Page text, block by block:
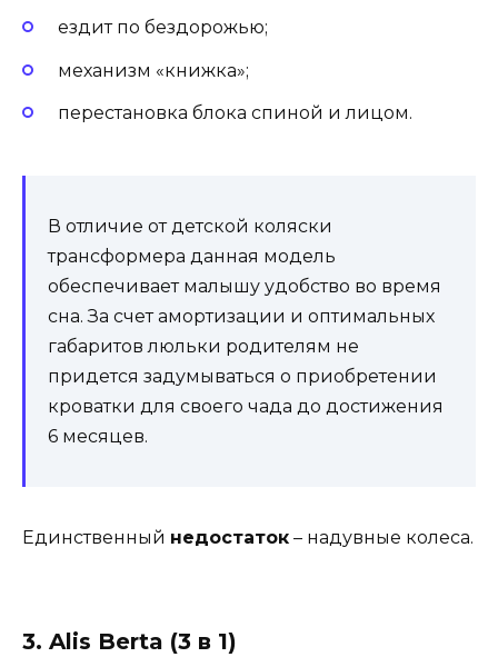
ездит по бездорожью;
механизм «книжка»;
перестановка блока спиной и лицом.
В отличие от детской коляски
трансформера данная модель
обеспечивает малышу удобство во время
сна. За счет амортизации и оптимальных
габаритов люльки родителям не
придется задумываться о приобретении
кроватки для своего чада до достижения
6 месяцев.
Единственный недостаток – надувные колеса.
3. Alis Berta (3 в 1)